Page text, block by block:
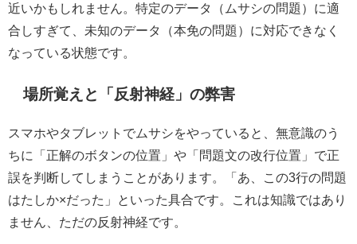
近いかもしれません。特定のデータ（ムサシの問題）に適
合しすぎて、未知のデータ（本免の問題）に対応できなく
なっている状態です。
場所覚えと「反射神経」の弊害
スマホやタブレットでムサシをやっていると、無意識のう
ちに「正解のボタンの位置」や「問題文の改行位置」で正
誤を判断してしまうことがあります。「あ、この3行の問題
はたしか×だった」といった具合です。これは知識ではあり
ません、ただの反射神経です。